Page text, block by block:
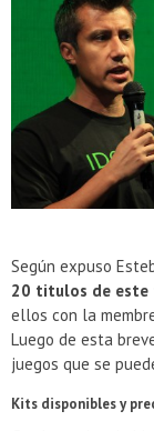
Según expuso
20 titulos de este
ellos con la
Luego de esta
juegos que se
Kits disponibles y